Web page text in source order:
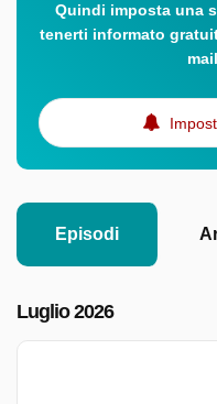
Quindi imposta una
tenerti informato
Episodi
Luglio 2026